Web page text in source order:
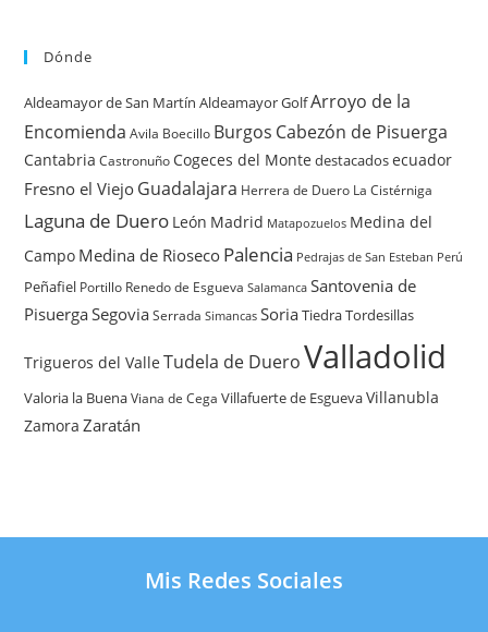
Dónde
Aldeamayor de San Martín Aldeamayor GolfArroyo de la
Encomienda Avila Boecillo Burgos Cabezón de Pisuerga
Cantabria Castronuño Cogeces del Monte destacadosecuador
Fresno el Viejo Guadalajara Herrera de Duero La Cistérniga
Laguna de Duero León Madrid Matapozuelos Medina del
Campo Medina de Rioseco Palencia Pedrajas de San Esteban Perú
Peñafiel Portillo Renedo de Esgueva Salamanca Santovenia de
PisuergaSegovia Serrada Simancas SoriaTiedraTordesillas
Trigueros del Valle Tudela de Duero Valladolid
Valoria la Buena Viana de Cega Villafuerte de EsguevaVillanubla
Zamora Zaratán
Mis Redes Sociales